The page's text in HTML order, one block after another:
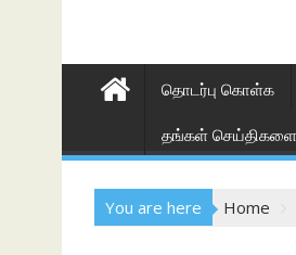
தொடர்பு கொள்க
தங்கள்
You are here Home